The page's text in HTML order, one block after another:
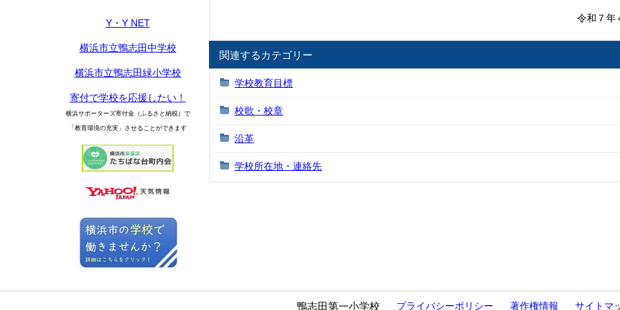
Y・Y NET
横浜市立鴨志田中学校
横浜市立鴨志田緑小学校
寄付で学校を応援したい！
横浜サポーターズ寄付金（ふるさと納税）で
「教育環境の充実」させることができます
令和７年
関連するカテゴリー
学校教育目標
校歌・校章
沿革
学校所在地・連絡先
鴨志田第一小学校 プライバシーポリシー 著作権情報 サイトマ